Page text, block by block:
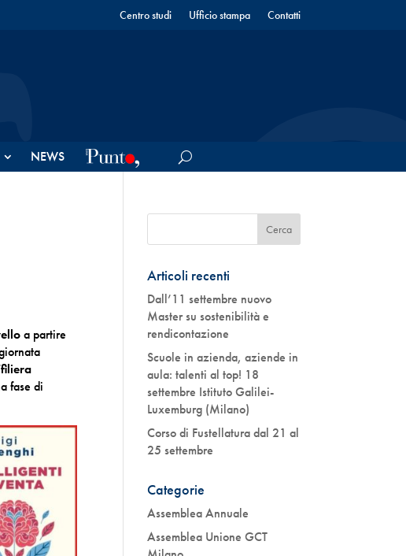
Centro studi Ufficio stampa Contatti
NEWS
a partire
filiera
fase di
Articoli recenti
Dall’11 settembre nuovo
Master su sostenibilità e
rendicontazione
Scuole in azienda, aziende in
aula: talenti al top! 18
settembre Istituto Galilei-
Luxemburg (Milano)
Corso di Fustellatura dal 21 al
25 settembre
Categorie
Assemblea Annuale
Assemblea Unione GCT